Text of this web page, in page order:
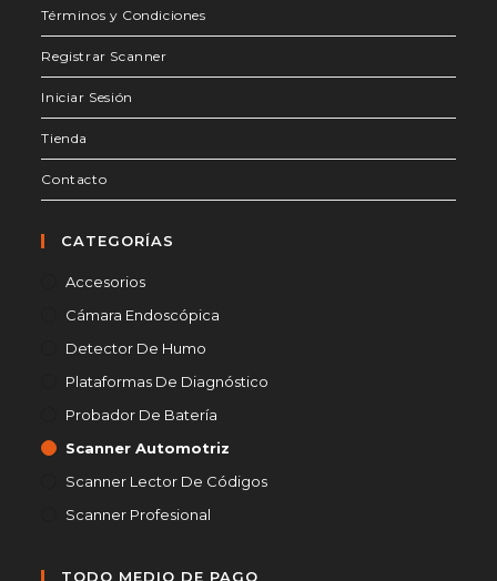
pestañapestañapestaña
Términos y Condiciones
Registrar Scanner
Iniciar Sesión
Tienda
Contacto
CATEGORÍAS
Accesorios
Cámara Endoscópica
Detector De Humo
Plataformas De Diagnóstico
Probador De Batería
Scanner Automotriz
Scanner Lector De Códigos
Scanner Profesional
TODO MEDIO DE PAGO